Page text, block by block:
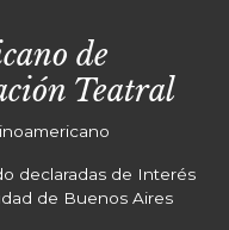
de
Teatral
declaradas de Interés
de Buenos Aires